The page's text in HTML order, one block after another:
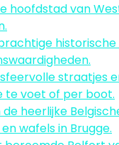
hoofdstad van
straatjes
te voet of per boot.
heerlijke
wafels in Brugge.